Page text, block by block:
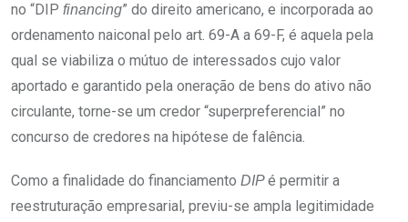
no “DIP financing” do direito americano, e incorporada ao
ordenamento naiconal pelo art. 69-A a 69-F, é aquela pela
qual se viabiliza o mútuo de interessados cujo valor
aportado e garantido pela oneração de bens do ativo não
circulante, torne-se um credor “superpreferencial” no
concurso de credores na hipótese de falência.
Como a finalidade do financiamento DIPé permitir a
reestruturação empresarial, previu-se ampla legitimidade